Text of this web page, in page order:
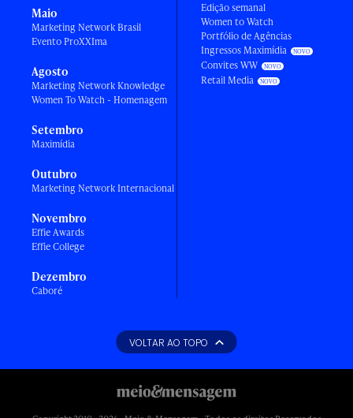
Maio
Marketing Network Brasil
Evento ProXXIma
Agosto
Marketing Network Knowledge
Women To Watch - Homenagem
Setembro
Maximídia
Outubro
Marketing Network Internacional
Novembro
Effie Awards
Effie College
Dezembro
Caboré
Edição semanal
Women to Watch
Portfólio de Agências
Ingressos Maximídia
Convites WW
Retail Media
VOLTAR AO TOPO